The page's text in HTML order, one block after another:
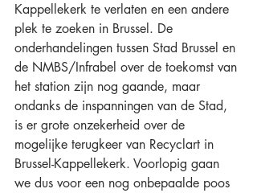
Kappellekerk te verlaten en een andere
plek te zoeken in Brussel. De
onderhandelingen tussen Stad Brussel en
de NMBS/Infrabel over de toekomst van
het station zijn nog gaande, maar
ondanks de inspanningen van de Stad,
is er grote onzekerheid over de
mogelijke terugkeer van Recyclart in
Brussel-Kappellekerk. Voorlopig gaan
we dus voor een nog onbepaalde poos